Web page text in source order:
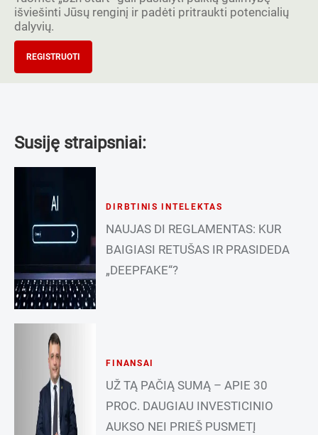
išviešinti Jūsų renginį ir padėti pritraukti potencialių
dalyvių.
REGISTRUOTI
Susiję straipsniai:
DIRBTINIS INTELEKTAS
NAUJAS DI REGLAMENTAS: KUR
BAIGIASI RETUŠAS IR PRASIDEDA
„DEEPFAKE“?
FINANSAI
UŽ TĄ PAČIĄ SUMĄ – APIE 30
PROC. DAUGIAU INVESTICINIO
AUKSO NEI PRIEŠ PUSMETĮ